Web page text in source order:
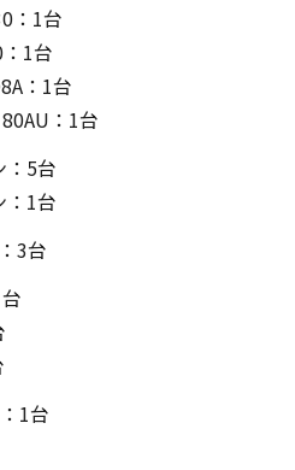
：1台
1台
：1台
：1台
：5台
：1台
3台
1台